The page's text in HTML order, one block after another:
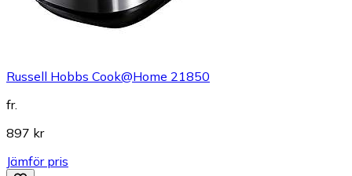
Russell Hobbs Cook@Home 21850
fr.
897 kr
Jämför pris